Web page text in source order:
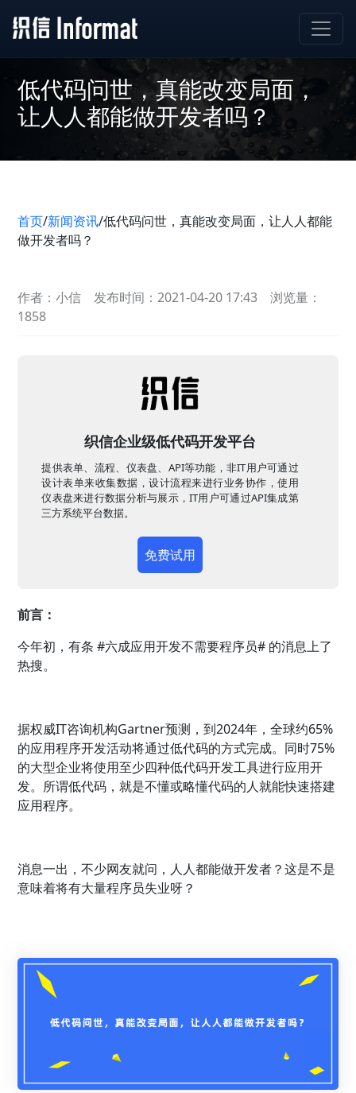
低代码问世，真能改变局面，
让人人都能做开发者吗？
首页/新闻资讯/低代码问世，真能改变局面，让人人都能
做开发者吗？
作者：小信 发布时间：2021-04-20 17:43
浏览量：
1858
织信企业级低代码开发平台
提供表单、流程、仪表盘、API等功能，非IT用户可通过
设计表单来收集数据，设计流程来进行业务协作，使用
仪表盘来进行数据分析与展示，IT用户可通过API集成第
三方系统平台数据。
免费试用
前言：
今年初，有条 #六成应用开发不需要程序员# 的消息上了
热搜。
据权威IT咨询机构Gartner预测，到2024年，全球约65%
的应用程序开发活动将通过低代码的方式完成。同时75%
的大型企业将使用至少四种低代码开发工具进行应用开
发。所谓低代码，就是不懂或略懂代码的人就能快速搭建
应用程序。
消息一出，不少网友就问，人人都能做开发者？这是不是
意味着将有大量程序员失业呀？